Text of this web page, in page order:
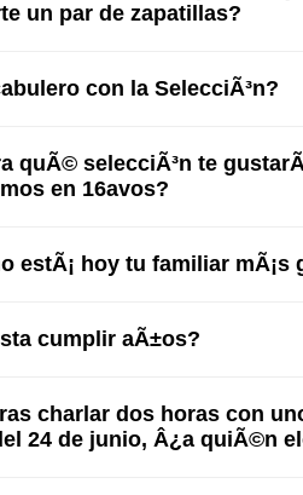
un par de zapatillas?
con la SelecciÃ³n?
quÃ© selecciÃ³n te
en 16avos?
estÃ¡ hoy tu familiar mÃ¡s
cumplir aÃ±os?
charlar dos horas con
24 de junio, Â¿a quiÃ©n